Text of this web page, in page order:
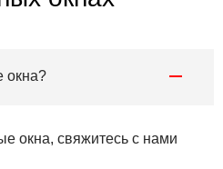
окна?
окна, свяжитесь с нами